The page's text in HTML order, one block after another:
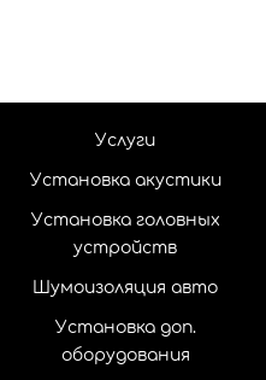
Услуги
Установка акустики
Установка головных
устройств
Шумоизоляция авто
Установка доп.
оборудования